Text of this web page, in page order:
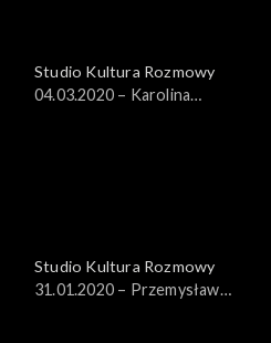
Studio Kultura Rozmowy
04.03.2020 – Karolina
Studio Kultura Rozmowy
31.01.2020 – Przemysław